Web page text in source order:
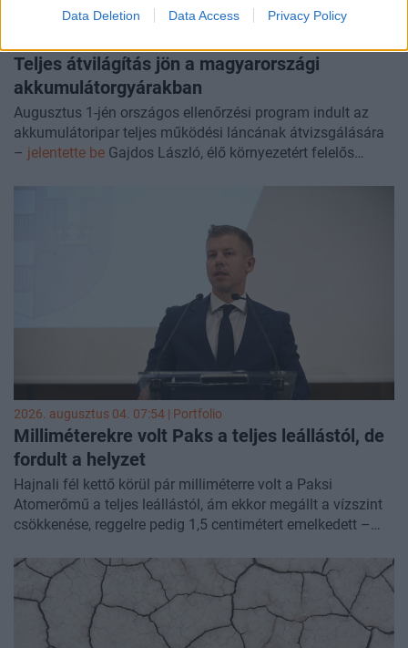
Data Deletion Data Access Privacy Policy
a saját épületeink és városi tereink felé. Az
PortfolioProperty Investment Forumkonferenciáján is
fontos téma lesz, tartson velünk!
Teljes átvilágítás jön a magyarországi
akkumulátorgyárakban
Augusztus 1-jén országos ellenőrzési program indult az
akkumulátoripar teljes működési láncának átvizsgálására
– jelentette be Gajdos László, élő környezetért felelős
2026. augusztus 04. 07:54 | Portfolio
Milliméterekre volt Paks a teljes leállástól, de
fordult a helyzet
Hajnali fél kettő körül pár milliméterre volt a Paksi
Atomerőmű a teljes leállástól, ám ekkor megállt a vízszint
csökkenése, reggelre pedig 1,5 centimétert emelkedett –
erőmű utolsó, még termelő turbinája így egyelőre
biztonságosan üzemel.